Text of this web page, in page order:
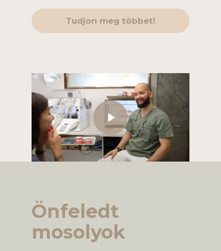
Tudjon meg többet!
Play Video
Önfeledt
mosolyok